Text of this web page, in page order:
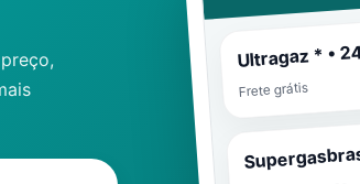
Ultragaz * •
Frete grátis